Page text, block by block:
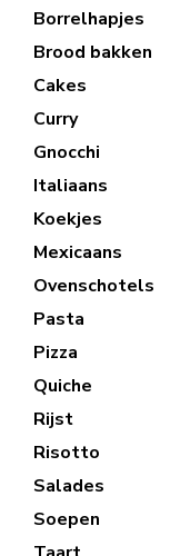
Borrelhapjes
Brood bakken
Cakes
Curry
Gnocchi
Italiaans
Koekjes
Mexicaans
Ovenschotels
Pasta
Pizza
Quiche
Rijst
Risotto
Salades
Soepen